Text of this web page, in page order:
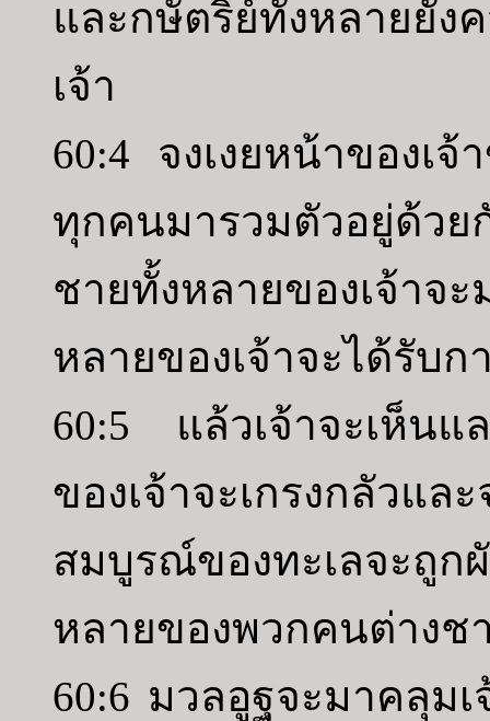
และกษัตริย์ทั้งหลายยัง
เจ้า
60:4 จงเงยหน้าของเ
ทุกคนมารวมตัวอยู่ด้ว
ชายทั้งหลายของเจ้าจ
หลายของเจ้าจะได้รับก
60:5 แล้วเจ้าจะเห็น
ของเจ้าจะเกรงกลัวแ
สมบูรณ์ของทะเลจะถู
หลายของพวกคนต่างช
60:6 มวลอูฐจะมาคลุม